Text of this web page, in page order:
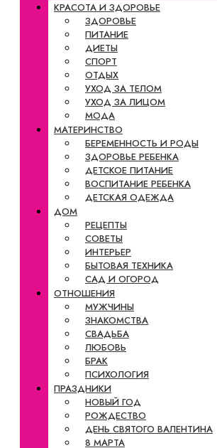
КРАСОТА И ЗДОРОВЬЕ
ЗДОРОВЬЕ
ПИТАНИЕ
ДИЕТЫ
СПОРТ
ОТДЫХ
УХОД ЗА ТЕЛОМ
УХОД ЗА ЛИЦОМ
МОДА
МАТЕРИНСТВО
БЕРЕМЕННОСТЬ И РОДЫ
ЗДОРОВЬЕ РЕБЕНКА
ДЕТСКОЕ ПИТАНИЕ
ВОСПИТАНИЕ РЕБЕНКА
ДЕТСКАЯ ОДЕЖДА
ДОМ
РЕЦЕПТЫ
СОВЕТЫ
ИНТЕРЬЕР
БЫТОВАЯ ТЕХНИКА
САД И ОГОРОД
ОТНОШЕНИЯ
МУЖЧИНЫ
ЗНАКОМСТВА
СВАДЬБА
ЛЮБОВЬ
БРАК
ПСИХОЛОГИЯ
ПРАЗДНИКИ
НОВЫЙ ГОД
РОЖДЕСТВО
ДЕНЬ СВЯТОГО ВАЛЕНТИНА
8 МАРТА